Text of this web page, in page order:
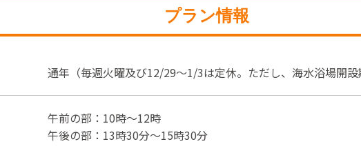
プラン情報
通年（毎週火曜及び12/29～1/3は定休。ただし、海水浴場開設
午前の部：10時～12時
午後の部：13時30分～15時30分